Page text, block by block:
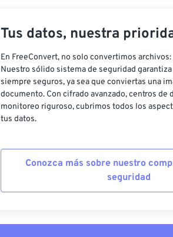
Tus datos, nuestra
En FreeConvert, no solo convertimos
Nuestro sólido sistema de seguridad
siempre seguros, ya sea que conviertas una
documento. Con cifrado avanzado, centros de
monitoreo riguroso, cubrimos todos los
tus datos.
Conozca más sobre nuestro
seguridad